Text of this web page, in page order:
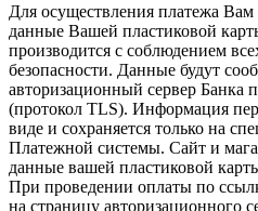
Для осуществления платежа Вам
данные Вашей пластиковой
производится с соблюдением
безопасности. Данные будут
авторизационный сервер Банка
(протокол TLS). Информация
виде и сохраняется только на
Платежной системы. Сайт и
данные вашей пластиковой
При проведении оплаты по
на страницу авторизационного